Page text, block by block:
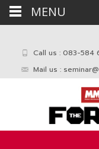
Call us : 083-584
Mail us :
MENU